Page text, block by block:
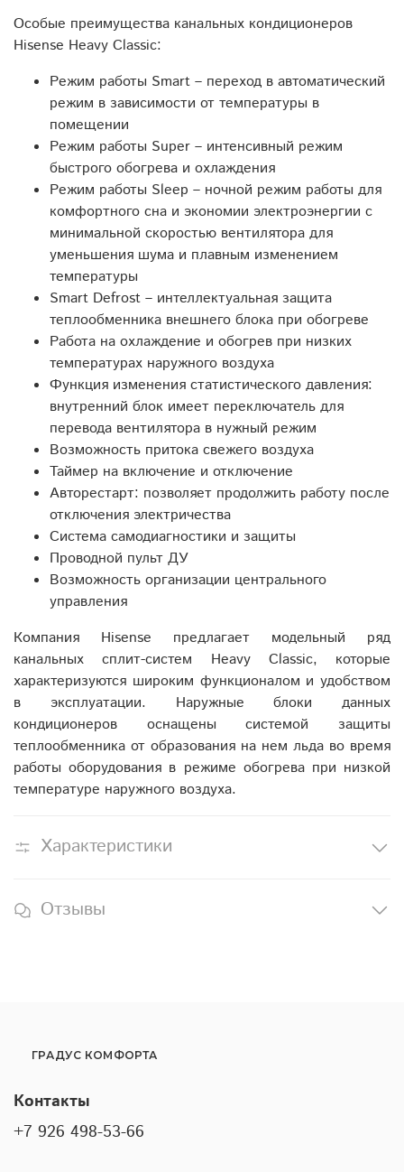
Особые преимущества канальных кондиционеров
Hisense Heavy Classic:
Режим работы Smart – переход в автоматический
режим в зависимости от температуры в
помещении
Режим работы Super – интенсивный режим
быстрого обогрева и охлаждения
Режим работы Sleep – ночной режим работы для
комфортного сна и экономии электроэнергии с
минимальной скоростью вентилятора для
уменьшения шума и плавным изменением
температуры
Smart Defrost – интеллектуальная защита
теплообменника внешнего блока при обогреве
Работа на охлаждение и обогрев при низких
температурах наружного воздуха
Функция изменения статистического давления:
внутренний блок имеет переключатель для
перевода вентилятора в нужный режим
Возможность притока свежего воздуха
Таймер на включение и отключение
Авторестарт: позволяет продолжить работу после
отключения электричества
Система самодиагностики и защиты
Проводной пульт ДУ
Возможность организации центрального
управления
Компания Hisense предлагает модельный ряд
канальных сплит-систем Heavy Classic, которые
характеризуются широким функционалом и удобством
в эксплуатации. Наружные блоки данных
кондиционеров оснащены системой защиты
теплообменника от образования на нем льда во время
работы оборудования в режиме обогрева при низкой
температуре наружного воздуха.
Характеристики
Отзывы
ГРАДУС КОМФОРТА
Контакты
+7 926 498-53-66